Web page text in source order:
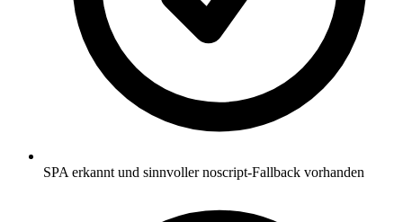
SPA erkannt und sinnvoller noscript-Fallback vorhanden